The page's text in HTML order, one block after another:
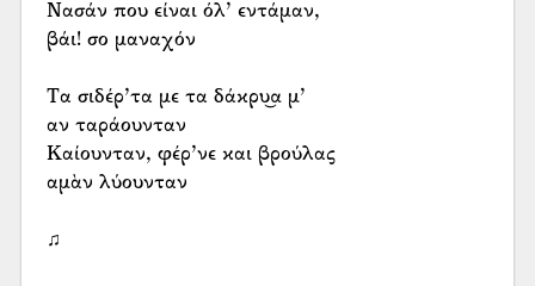
Νασάν που είναι όλ’ εντάμαν,
βάι! σο μαναχόν
Τα σιδέρ’τα με τα δάκρυ͜α μ’
αν ταράουνταν
Καίουνταν, φέρ’νε και βρούλας
αμὰν λύουνταν
♫